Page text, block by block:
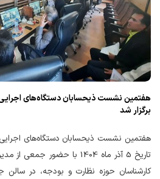
هفتمین نشست ذیحسابان دستگاه‌های اجرایی
برگزار شد
هفتمین نشست ذیحسابان دستگاه‌های اجرایی
تاریخ 5 آذر ماه 1404 با حضور
کارشناسان حوزه نظارت و بودجه، در سالن